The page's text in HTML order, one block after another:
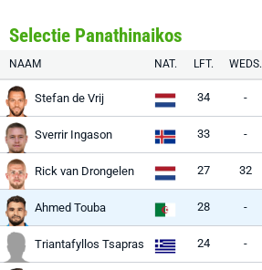
Selectie Panathinaikos
NAAM NAT. LFT. WEDS.
Stefan de Vrij 34 -
Sverrir Ingason 33 -
Rick van Drongelen 27 32
Ahmed Touba 28 -
Triantafyllos Tsapras 24 -